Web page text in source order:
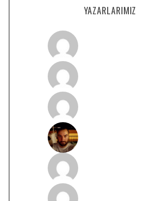
YAZARLARIMIZ